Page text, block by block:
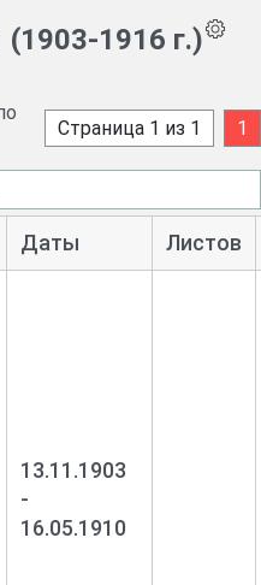
(1903-1916 г.)
Страница 1 из 1 1
Даты Листов
13.11.1903
-
16.05.1910